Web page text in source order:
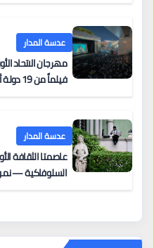
عدسة المدار
فيلماً من 19 دولة أوروبية بالدخول المجاني
عدسة المدار
السلوفاكية —